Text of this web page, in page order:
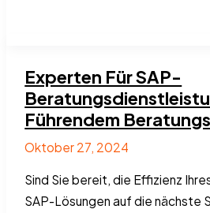
Experten Für SAP-
Führendem
Oktober 27, 2024
Sind Sie bereit, die Effizienz
SAP-Lösungen auf die nächste